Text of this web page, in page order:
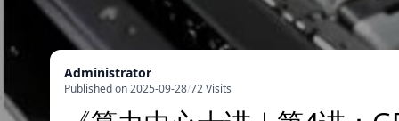
Administrator
Published on 2025-09-28/72 Visits